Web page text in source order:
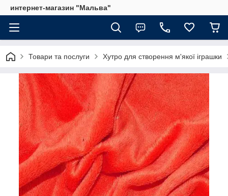
интернет-магазин "Мальва"
Товари та послуги Хутро для створення м'якої іграшки